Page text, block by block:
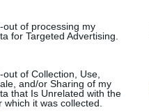
out of processing my
for Targeted Advertising.
of Collection, Use,
and/or Sharing of my
that Is Unrelated with the
which it was collected.
pedig korábban az
is, hogy majd újra
tippet akartak adni, de
fel.